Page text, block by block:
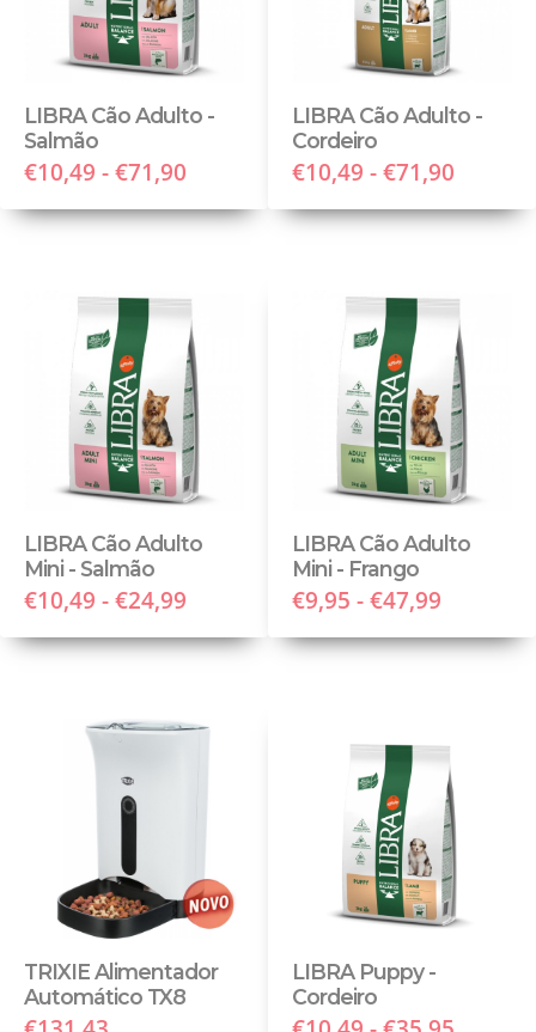
LIBRA Cão Adulto -
Salmão
€10,49 - €71,90
LIBRA Cão Adulto -
Cordeiro
€10,49 - €71,90
LIBRA Cão Adulto
Mini - Salmão
€10,49 - €24,99
LIBRA Cão Adulto
Mini - Frango
€9,95 - €47,99
TRIXIE Alimentador
Automático TX8
LIBRA Puppy -
Cordeiro